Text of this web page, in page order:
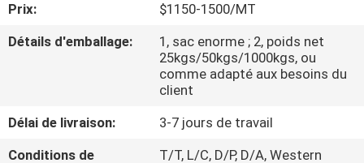
NOUS
L'USINE
Prix:
$1150-1500/MT
Détails d'emballage:
1, sac enorme ; 2, poids net
25kgs/50kgs/1000kgs, ou
comme adapté aux besoins du
client
Délai de livraison:
3-7 jours de travail
Conditions de
T/T, L/C, D/P, D/A, Western